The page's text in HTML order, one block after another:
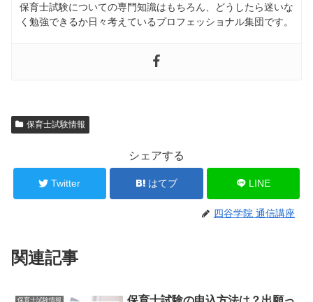
保育士試験についての専門知識はもちろん、どうしたら迷いな
く勉強できるか日々考えているプロフェッショナル集団です。
保育士試験情報
シェアする
Twitter はてブ LINE
四谷学院 通信講座
関連記事
保育士試験情報